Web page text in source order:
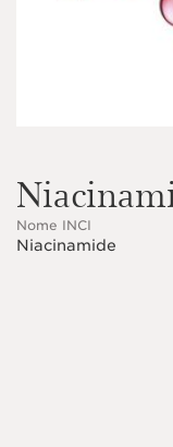
Nome INCI
Niacinamide